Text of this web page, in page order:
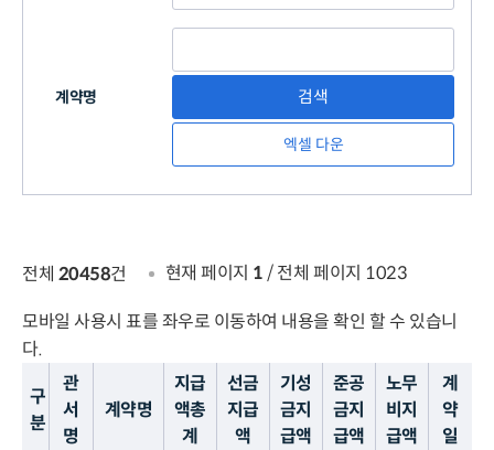
계약명
전체 20458건 현재 페이지 1 / 전체 페이지 1023
모바일 사용시 표를 좌우로 이동하여 내용을 확인 할 수 있습니
다.
구
분
관
서
명
계약명
지급
액총
계
선금
지급
액
기성
금지
급액
준공
금지
급액
노무
비지
급액
계
약
일